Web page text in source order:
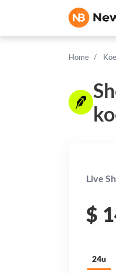
Home
Live
$
24u